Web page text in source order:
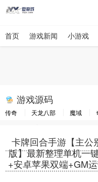
首页 游戏新闻 小游戏
游戏源码
传奇 天龙八部 魔域
卡牌回合手游【主公
版】最新整理单机一
+安卓苹果双端+GM